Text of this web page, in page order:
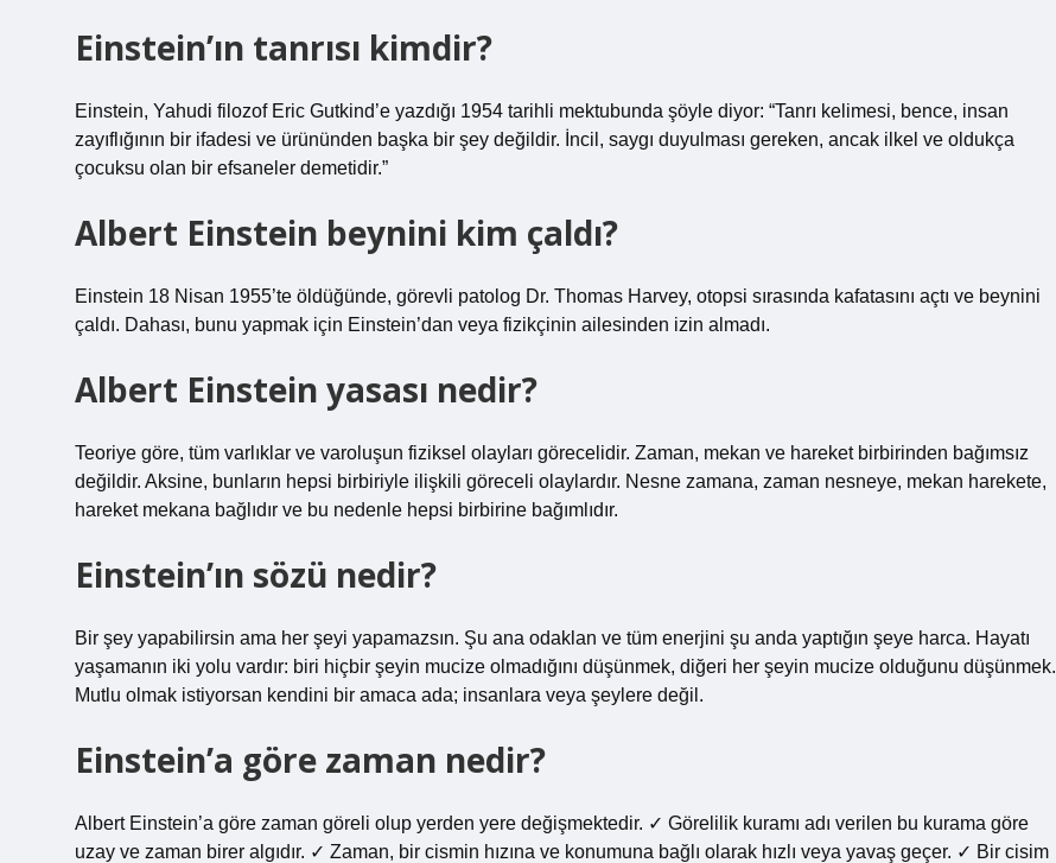
Einstein’ın tanrısı kimdir?
Einstein, Yahudi filozof Eric Gutkind’e yazdığı 1954 tarihli mektubunda şöyle diyor: “Tanrı kelimesi, bence, insan
zayıflığının bir ifadesi ve ürününden başka bir şey değildir. İncil, saygı duyulması gereken, ancak ilkel ve oldukça
çocuksu olan bir efsaneler demetidir.”
Albert Einstein beynini kim çaldı?
Einstein 18 Nisan 1955’te öldüğünde, görevli patolog Dr. Thomas Harvey, otopsi sırasında kafatasını açtı ve beynini
çaldı. Dahası, bunu yapmak için Einstein’dan veya fizikçinin ailesinden izin almadı.
Albert Einstein yasası nedir?
Teoriye göre, tüm varlıklar ve varoluşun fiziksel olayları görecelidir. Zaman, mekan ve hareket birbirinden bağımsız
değildir. Aksine, bunların hepsi birbiriyle ilişkili göreceli olaylardır. Nesne zamana, zaman nesneye, mekan harekete,
hareket mekana bağlıdır ve bu nedenle hepsi birbirine bağımlıdır.
Einstein’ın sözü nedir?
Bir şey yapabilirsin ama her şeyi yapamazsın. Şu ana odaklan ve tüm enerjini şu anda yaptığın şeye harca. Hayatı
yaşamanın iki yolu vardır: biri hiçbir şeyin mucize olmadığını düşünmek, diğeri her şeyin mucize olduğunu düşünmek.
Mutlu olmak istiyorsan kendini bir amaca ada; insanlara veya şeylere değil.
Einstein’a göre zaman nedir?
Albert Einstein’a göre zaman göreli olup yerden yere değişmektedir. ✓ Görelilik kuramı adı verilen bu kurama göre
uzay ve zaman birer algıdır. ✓ Zaman, bir cismin hızına ve konumuna bağlı olarak hızlı veya yavaş geçer. ✓ Bir cisim